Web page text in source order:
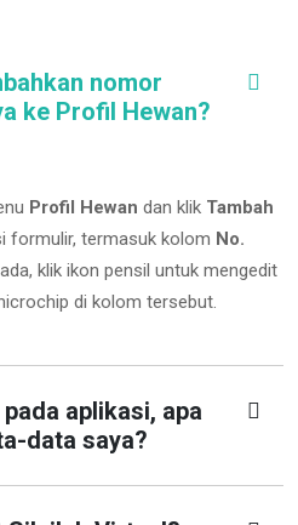
nomor
ke Profil Hewan?
Profil Hewan dan klik Tambah
formulir, termasuk kolom No.
klik ikon pensil untuk mengedit
di kolom tersebut.
aplikasi, apa
data saya?